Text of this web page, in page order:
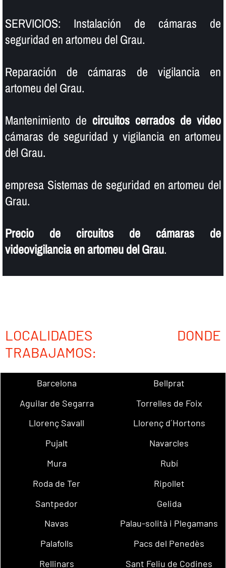
SERVICIOS: Instalación de cámaras de
seguridad en artomeu del Grau.
Reparación de cámaras de vigilancia en
artomeu del Grau.
Mantenimiento de circuitos cerrados de video
cámaras de seguridad y vigilancia en artomeu
del Grau.
empresa Sistemas de seguridad en artomeu del
Grau.
Precio de circuitos de cámaras de
videovigilancia en artomeu del Grau.
LOCALIDADES DONDE
TRABAJAMOS:
Barcelona
Bellprat
Aguilar de Segarra
Torrelles de Foix
Llorenç Savall
Llorenç d´Hortons
Pujalt
Navarcles
Mura
Rubí
Roda de Ter
Ripollet
Santpedor
Gelida
Navas
Palau-solità i Plegamans
Palafolls
Pacs del Penedès
Rellinars
Sant Feliu de Codines